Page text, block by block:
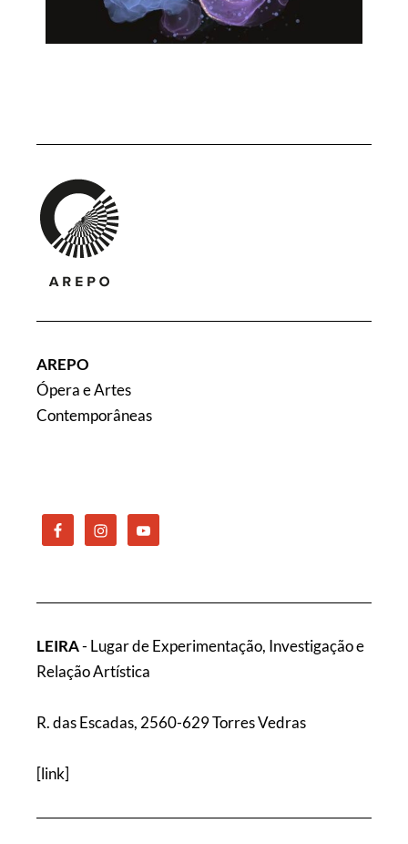
AREPO
Ópera e Artes
Contemporâneas
LEIRA- Lugar de Experimentação, Investigação e
Relação Artística
R. das Escadas, 2560-629 Torres Vedras
[link]